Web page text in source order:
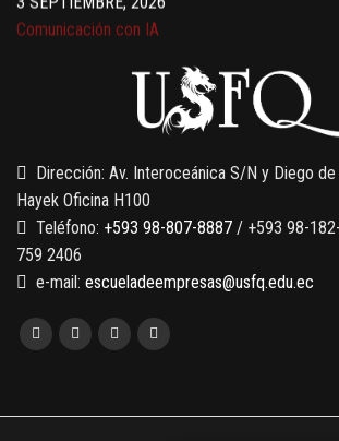
Comunicación con IA
7 SEPTIEMBRE, 2026
Gobernanza de datos
Finanzas para no financieros
Dirección: Av. Interoceánica S/N y Diego
Hayek Oficina H100
Teléfono: +593 98-807-8887 / +593 98-
759 2406
e-mail: escueladeempresas@usfq.edu.ec